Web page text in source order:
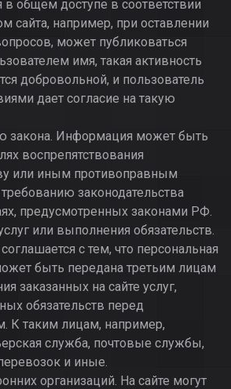
в общем доступе в соответствии
сайта, например, при оставлении
может публиковаться
имя, такая активность
добровольной, и пользователь
дает согласие на такую
закона. Информация может быть
воспрепятствования
или иным противоправным
законодательства
предусмотренных законами РФ.
или выполнения обязательств.
с тем, что персональная
быть передана третьим лицам
заказанных на сайте услуг,
обязательств перед
К таким лицам, например,
служба, почтовые службы,
и иные.
организаций. На сайте могут